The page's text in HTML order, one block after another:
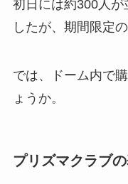
初日には約300人が
したが、期間限定
では、ドーム内で
ょうか。
プリズマクラブ